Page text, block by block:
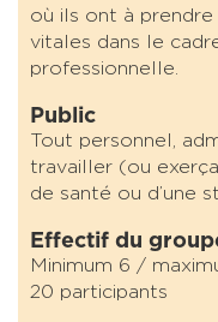
où ils ont à prendre
vitales dans le
professionnelle.
Public
Tout personnel,
travailler (ou
de santé ou d’une
Effectif du
Minimum 6 /
20 participants